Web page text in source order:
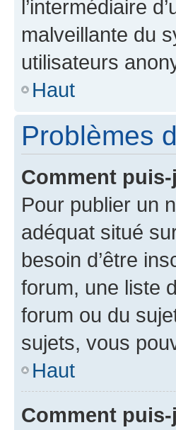
l’intermédiaire
malveillante du
utilisateurs
Haut
Problèmes
Comment
Pour publier un
adéquat situé
besoin d’être
forum, une liste
forum ou du
sujets, vous
Haut
Comment